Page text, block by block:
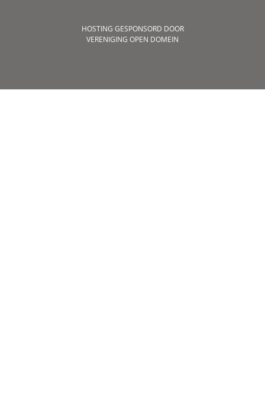
HOSTING GESPONSORD DOOR
VERENIGING OPEN DOMEIN